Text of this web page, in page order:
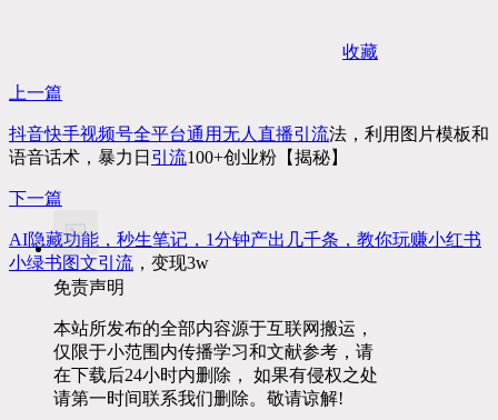
收藏
上一篇
抖音快手视频号全平台通用无人直播引流法，利用图片模板和
语音话术，暴力日 引流100+创业粉【揭秘】
下一篇
AI隐藏功能，秒生笔记，1分钟产出几千条，教你玩赚小红书
小绿书图文引流 ，变现3w
免责声明
本站所发布的全部内容源于互联网搬运，
仅限于小范围内传播学习和文献参考，请
在下载后24小时内删除， 如果有侵权之处
请第一时间联系我们删除。敬请谅解!